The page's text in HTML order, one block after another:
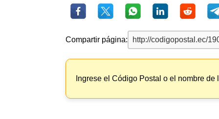
Compartir página:
Ingrese el Código Postal o el nombre